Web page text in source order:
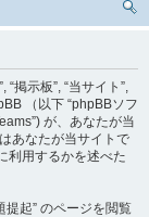
掲示板”, “当サイト”,
（以下 “phpBBソフ
が、あなたが当
あなたが当サイトで
利用するかを述べた
起” のページを閲覧